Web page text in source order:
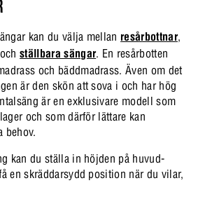
kan du välja mellan resårbottnar,
ställbara sängar. En resårbotten
och bäddmadrass. Även om det
är den skön att sova i och har hög
är en exklusivare modell som
och som därför lättare kan
behov.
kan du ställa in höjden på huvud-
en skräddarsydd position när du vilar,